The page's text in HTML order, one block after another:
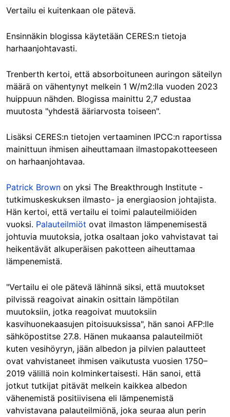
Vertailu ei kuitenkaan ole pätevä.
Ensinnäkin blogissa käytetään CERES:n tietoja
harhaanjohtavasti.
Trenberth kertoi, että absorboituneen auringon säteilyn
määrä on vähentynyt melkein 1 W/m2:lla vuoden 2023
huippuun nähden. Blogissa mainittu 2,7 edustaa
muutosta "yhdestä ääriarvosta toiseen".
Lisäksi CERES:n tietojen vertaaminen IPCC:n raportissa
mainittuun ihmisen aiheuttamaan ilmastopakotteeseen
on harhaanjohtavaa.
Patrick Brown on yksi The Breakthrough Institute -
tutkimuskeskuksen ilmasto- ja energiaosion johtajista.
Hän kertoi, että vertailu ei toimi palauteilmiöiden
vuoksi. Palauteilmiöt ovat ilmaston lämpenemisestä
johtuvia muutoksia, jotka osaltaan joko vahvistavat tai
heikentävät alkuperäisen pakotteen aiheuttamaa
lämpenemistä.
"Vertailu ei ole pätevä lähinnä siksi, että muutokset
pilvissä reagoivat ainakin osittain lämpötilan
muutoksiin, jotka reagoivat muutoksiin
kasvihuonekaasujen pitoisuuksissa", hän sanoi AFP:lle
sähköpostitse 27.8. Hänen mukaansa palauteilmiöt
kuten vesihöyryn, jään albedon ja pilvien palautteet
ovat vahvistaneet ihmisen vaikutusta vuosien 1750–
2019 välillä noin kolminkertaisesti. Hän sanoi, että
jotkut tutkijat pitävät melkein kaikkea albedon
vähenemistä positiivisena eli lämpenemistä
vahvistavana palauteilmiönä, joka seuraa alun perin